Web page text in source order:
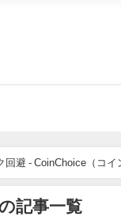
回避 - CoinChoice（コイ
記事一覧